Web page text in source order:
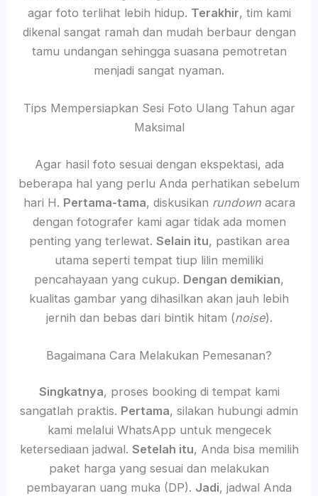
agar foto terlihat lebih hidup. Terakhir, tim kami
dikenal sangat ramah dan mudah berbaur dengan
tamu undangan sehingga suasana pemotretan
menjadi sangat nyaman.
Tips Mempersiapkan Sesi Foto Ulang Tahun agar
Maksimal
Agar hasil foto sesuai dengan ekspektasi, ada
beberapa hal yang perlu Anda perhatikan sebelum
hari H. Pertama-tama, diskusikan rundownacara
dengan fotografer kami agar tidak ada momen
penting yang terlewat. Selain itu, pastikan area
utama seperti tempat tiup lilin memiliki
pencahayaan yang cukup. Dengan demikian,
kualitas gambar yang dihasilkan akan jauh lebih
jernih dan bebas dari bintik hitam (noise).
Bagaimana Cara Melakukan Pemesanan?
Singkatnya, proses booking di tempat kami
sangatlah praktis. Pertama, silakan hubungi admin
kami melalui WhatsApp untuk mengecek
ketersediaan jadwal. Setelah itu, Anda bisa memilih
paket harga yang sesuai dan melakukan
pembayaran uang muka (DP). Jadi, jadwal Anda